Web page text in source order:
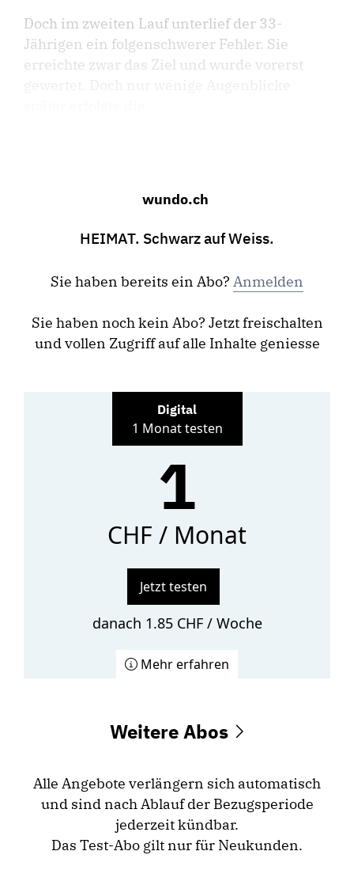
Doch im zweiten Lauf unterlief der 33-
Jährigen ein folgenschwerer Fehler. Sie
erreichte zwar das Ziel und wurde vorerst
wundo.ch
HEIMAT. Schwarz auf Weiss.
Sie haben bereits ein Abo? Anmelden
Sie haben noch kein Abo? Jetzt freischalten
und vollen Zugriff auf alle Inhalte geniesse
Digital
1 Monat testen
1
CHF / Monat
Jetzt testen
danach 1.85 CHF / Woche
Mehr erfahren
Weitere Abos
Alle Angebote verlängern sich automatisch
und sind nach Ablauf der Bezugsperiode
jederzeit kündbar.
Das Test-Abo gilt nur für Neukunden.